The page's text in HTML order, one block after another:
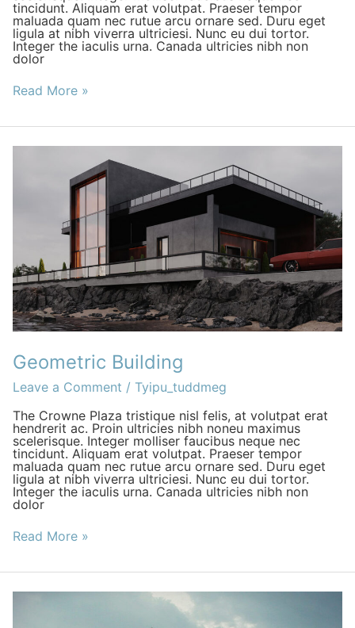
tincidunt. Aliquam erat volutpat. Praeser tempor
maluada quam nec rutue arcu ornare sed. Duru eget
ligula at nibh viverra ultriciesi. Nunc eu dui tortor.
Integer the iaculis urna. Canada ultricies nibh non
dolor
Read More »
Geometric Building
Leave a Comment / Tyipu_tuddmeg
The Crowne Plaza tristique nisl felis, at volutpat erat
hendrerit ac. Proin ultricies nibh noneu maximus
scelerisque. Integer molliser faucibus neque nec
tincidunt. Aliquam erat volutpat. Praeser tempor
maluada quam nec rutue arcu ornare sed. Duru eget
ligula at nibh viverra ultriciesi. Nunc eu dui tortor.
Integer the iaculis urna. Canada ultricies nibh non
dolor
Read More »
Arch